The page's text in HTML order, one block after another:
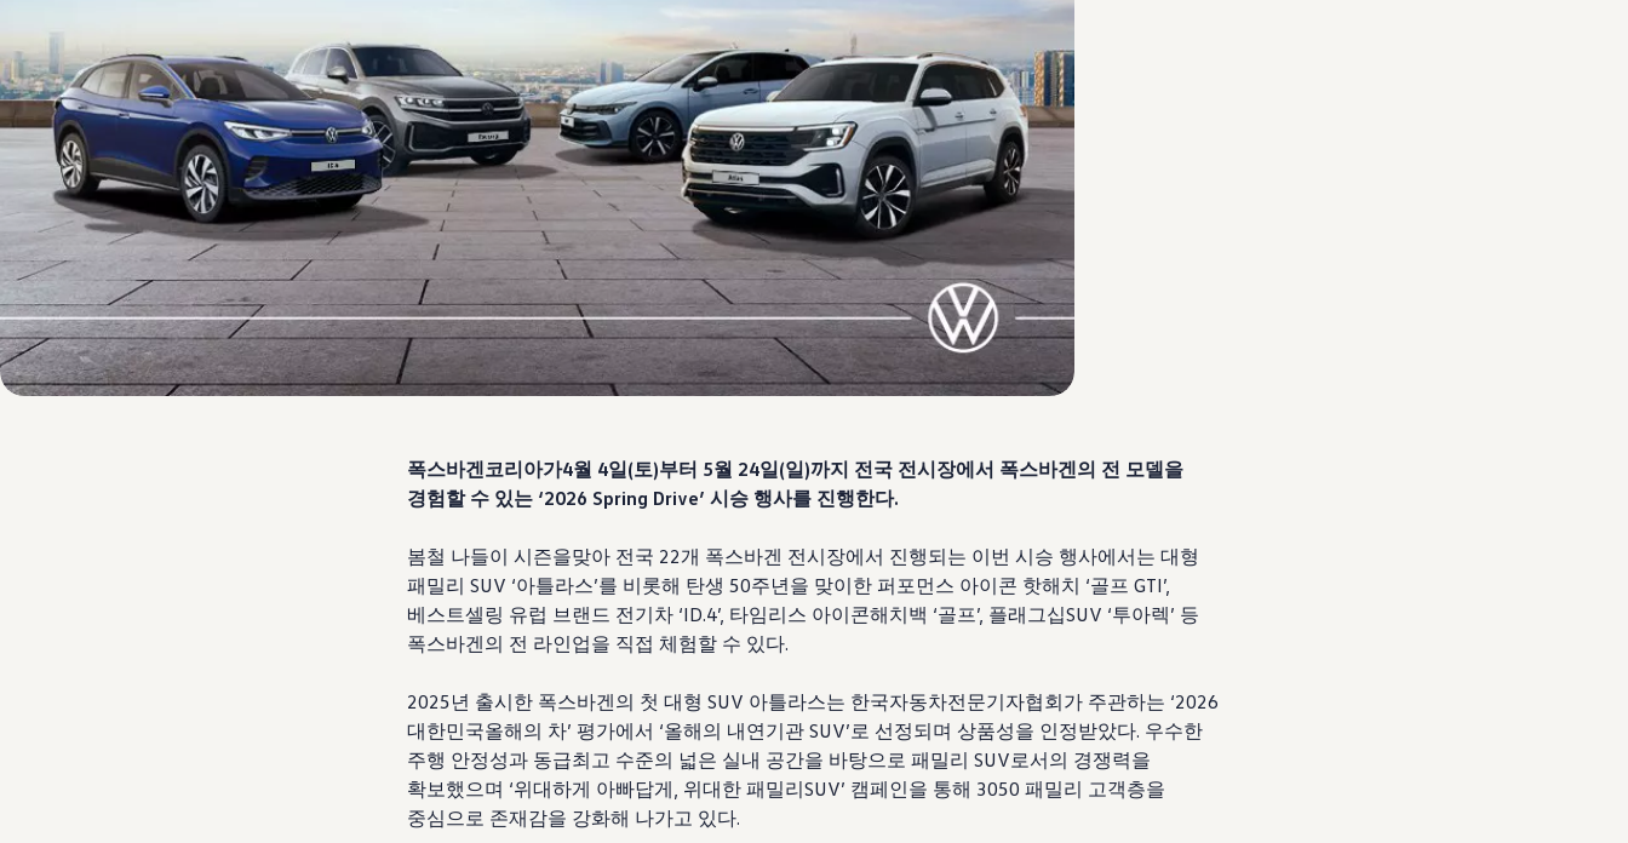
폭스바겐코리아가4월 4일(토)부터 5월 24일(일)까지 전국 전시장에서 폭스바겐의 전 모델을
경험할 수 있는 ‘2026 Spring Drive’ 시승 행사를 진행한다.
봄철 나들이 시즌을맞아 전국 22개 폭스바겐 전시장에서 진행되는 이번 시승 행사에서는 대형
패밀리 SUV ‘아틀라스’를 비롯해 탄생 50주년을 맞이한 퍼포먼스 아이콘 핫해치 ‘골프 GTI’,
베스트셀링 유럽 브랜드 전기차 ‘ID.4’, 타임리스 아이콘해치백 ‘골프’, 플래그십SUV ‘투아렉’ 등
폭스바겐의 전 라인업을 직접 체험할 수 있다.
2025년 출시한 폭스바겐의 첫 대형 SUV 아틀라스는 한국자동차전문기자협회가 주관하는 ‘2026
대한민국올해의 차’ 평가에서 ‘올해의 내연기관 SUV’로 선정되며 상품성을 인정받았다. 우수한
주행 안정성과 동급최고 수준의 넓은 실내 공간을 바탕으로 패밀리 SUV로서의 경쟁력을
확보했으며 ‘위대하게 아빠답게, 위대한 패밀리SUV’ 캠페인을 통해 3050 패밀리 고객층을
중심으로 존재감을 강화해 나가고 있다.